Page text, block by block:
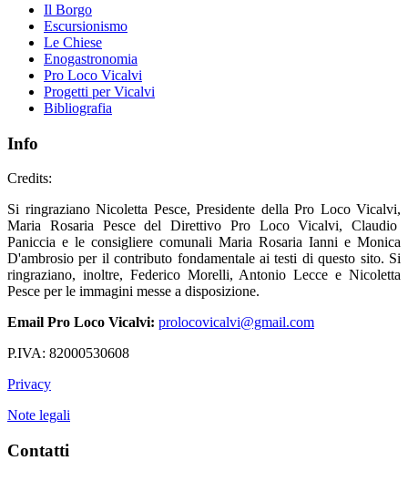
Il Borgo
Escursionismo
Le Chiese
Enogastronomia
Pro Loco Vicalvi
Progetti per Vicalvi
Bibliografia
Info
Credits:
Si ringraziano Nicoletta Pesce, Presidente della Pro Loco Vicalvi,
Maria Rosaria Pesce del Direttivo Pro Loco Vicalvi, Claudio
Paniccia e le consigliere comunali Maria Rosaria Ianni e Monica
D'ambrosio per il contributo fondamentale ai testi di questo sito. Si
ringraziano, inoltre, Federico Morelli, Antonio Lecce e Nicoletta
Pesce per le immagini messe a disposizione.
Email Pro Loco Vicalvi: prolocovicalvi@gmail.com
P.IVA: 82000530608
Privacy
Note legali
Contatti